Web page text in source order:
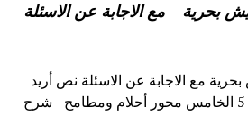
بحرية – مع الاجابة عن الاسئلة
مع الاجابة عن الاسئلة نص أريد
أن أعيش بحرية المحور 5 الخامس محور أحلام ومطامح - شرح